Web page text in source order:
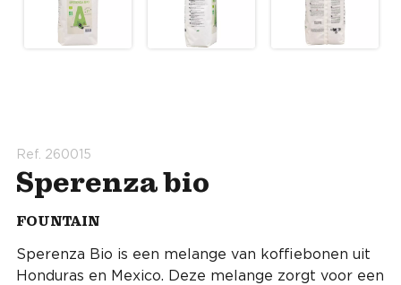
Ref. 260015
Sperenza bio
FOUNTAIN
Sperenza Bio is een melange van koffiebonen uit
Honduras en Mexico. Deze melange zorgt voor een